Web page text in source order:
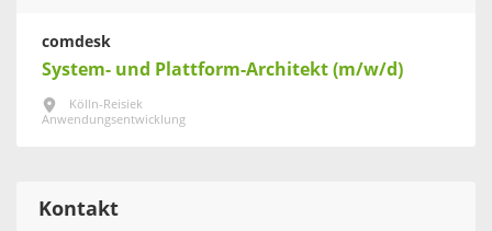
comdesk
System- und Plattform-Architekt (m/w/d)
Kölln-Reisiek
Anwendungsentwicklung
Kontakt